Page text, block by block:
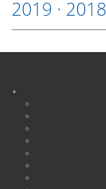
2019 · 2018